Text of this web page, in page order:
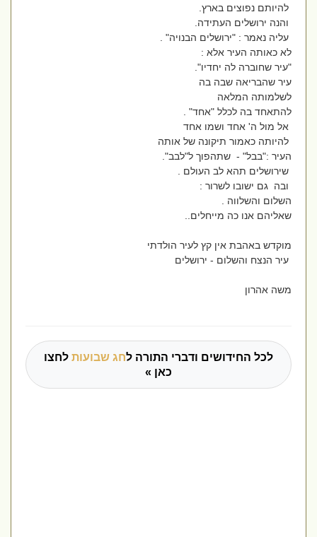
להיותם נפוצים בארץ.
והנה ירושלים העתידה.
עליה נאמר : "ירושלים הבנויה" .
לא כאותה העיר אלא :
"עיר שחוברה לה יחדיו".
עיר שהבריאה שבה בה
לשלמותה המלאה
להתאחד בה לכלל "אחד" .
אל מול ה' אחד ושמו אחד
להיותה כאמור תיקונה של אותה
העיר :"בבל" - שתהפוך ל"לבב".
שירושלים תהא לב העולם .
ובה גם ישובו לשרור :
השלום והשלווה .
שאליהם אנו כה מייחלים..
מוקדש באהבת אין קץ לעיר הולדתי
עיר הנצח והשלום - ירושלים
משה אהרון
לכל החידושים ודברי התורה לחג שבועותלחצו
כאן »